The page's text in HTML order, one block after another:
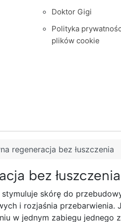
Doktor Gigi
Polityka
plików cookie
regeneracja bez łuszczenia
bez łuszczenia
skórę do
i rozjaśnia przebarwienia.
w jednym zabiegu